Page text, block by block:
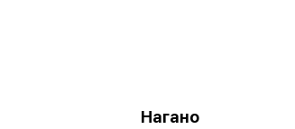
Нагано